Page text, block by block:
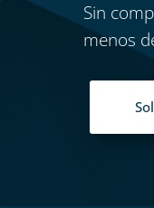
Sin
menos